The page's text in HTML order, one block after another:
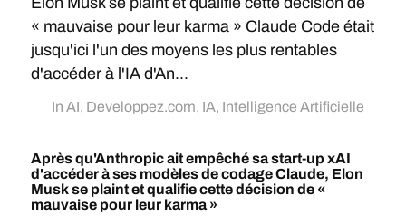
« mauvaise pour leur karma » Claude Code était
jusqu'ici l'un des moyens les plus rentables
d'accéder à l'IA d'An...
In AI, Developpez.com, IA, Intelligence Artificielle
Après qu'Anthropic ait empêché sa start-up xAI
d'accéder à ses modèles de codage Claude, Elon
Musk se plaint et qualifie cette décision de «
mauvaise pour leur karma »